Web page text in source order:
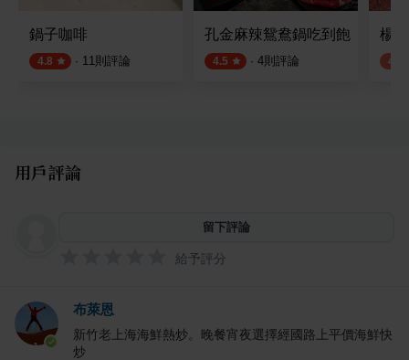
鍋子咖啡
4.8 · 11則評論
孔金麻辣鴛鴦鍋吃到飽
4.5 · 4則評論
楊
4.1
用戶評論
留下評論
給予評分
布萊恩
新竹老上海海鮮熱炒。晚餐宵夜選擇經國路上平價海鮮快
炒